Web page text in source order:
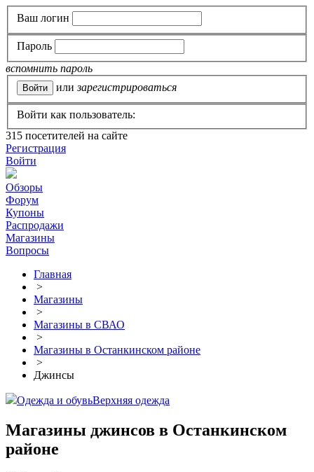
Ваш логин
Пароль
вспомнить пароль
или зарегистрироваться
Войти как пользователь:
315 посетителей на сайте
Регистрация
Войти
Обзоры
Форум
Купоны
Распродажи
Магазины
Вопросы
Главная
>
Магазины
>
Магазины в СВАО
>
Магазины в Останкинском районе
>
Джинсы
Одежда и обувьВерхняя одежда
Магазины джинсов в Останкинском
районе